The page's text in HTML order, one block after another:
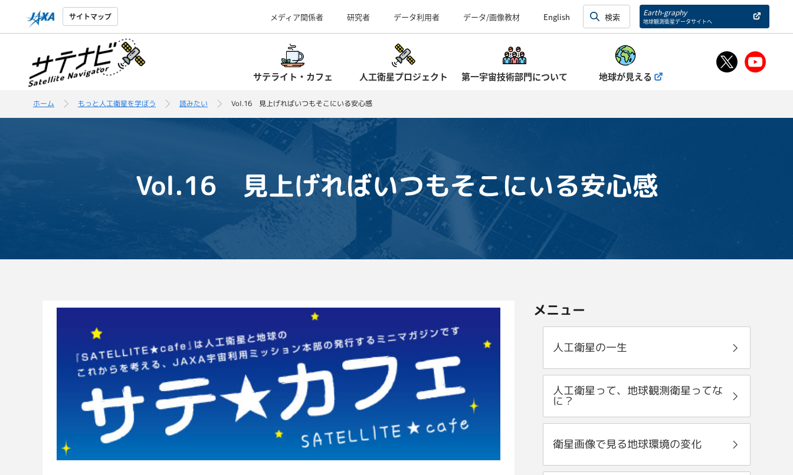
サイトマップ メディア関係者 研究者 データ利用者 データ/画像教材 English Earth-graphy
地球観測衛星データサイトへ
サテライト・カフェ 人工衛星プロジェクト 第一宇宙技術部門について 地球が見える
ホーム もっと人工衛星を学ぼう 読みたい Vol.16 見上げればいつもそこにいる安心感
Vol.16 見上げればいつもそこにいる安心感
メニュー
人工衛星の一生
人工衛星って、地球観測衛星ってな
に？
衛星画像で見る地球環境の変化